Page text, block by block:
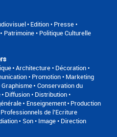
Edition • Presse •
Patrimoine • Politique Culturelle
Architecture • Décoration •
• Promotion • Marketing
Graphisme Conservation du
Diffusion • Distribution •
Enseignement Production
Professionnels de l’Ecriture
Son • Image • Direction